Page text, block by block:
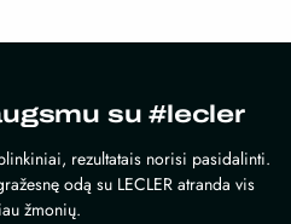
su #lecler
rezultatais norisi pasidalinti.
odą su LECLER atranda vis
žmonių.